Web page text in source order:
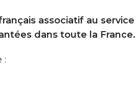
associatif au
dans toute la France.
: